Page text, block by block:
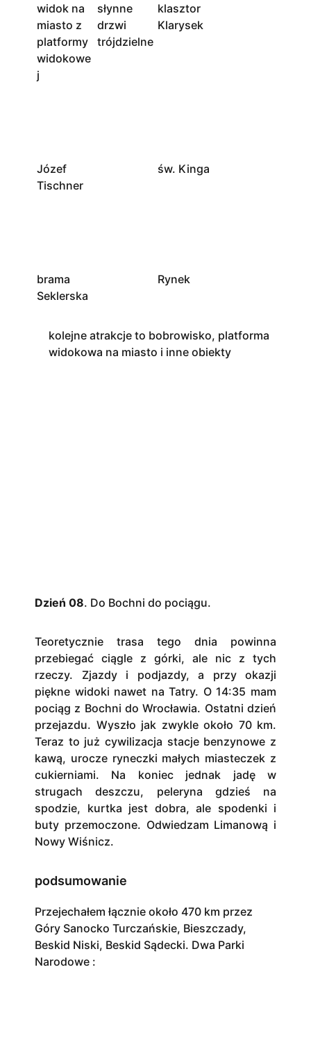
widok na
miasto z
platformy
widokowe
j
słynne
drzwi
trójdzielne
klasztor
Klarysek
Józef
Tischner
św. Kinga
brama
Seklerska
Rynek
kolejne atrakcje to bobrowisko, platforma
widokowa na miasto i inne obiekty
Dzień 08. Do Bochni do pociągu.
Teoretycznie trasa tego dnia powinna
przebiegać ciągle z górki, ale nic z tych
rzeczy. Zjazdy i podjazdy, a przy okazji
piękne widoki nawet na Tatry. O 14:35 mam
pociąg z Bochni do Wrocławia. Ostatni dzień
przejazdu. Wyszło jak zwykle około 70 km.
Teraz to już cywilizacja stacje benzynowe z
kawą, urocze ryneczki małych miasteczek z
cukierniami. Na koniec jednak jadę w
strugach deszczu, peleryna gdzieś na
spodzie, kurtka jest dobra, ale spodenki i
buty przemoczone. Odwiedzam Limanową i
Nowy Wiśnicz.
podsumowanie
Przejechałem łącznie około 470 km przez
Góry Sanocko Turczańskie, Bieszczady,
Beskid Niski, Beskid Sądecki. Dwa Parki
Narodowe :